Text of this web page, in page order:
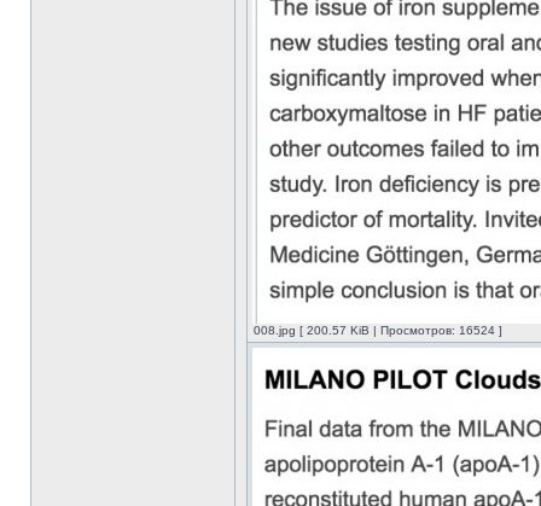
008.jpg [ 200.57 KiB | Просмотров: 16524 ]